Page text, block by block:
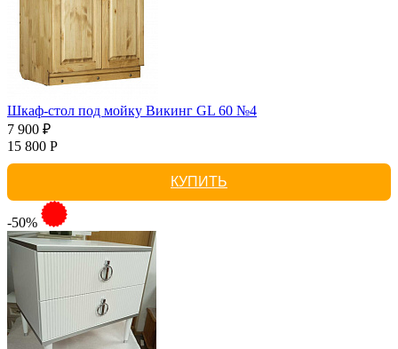
Шкаф-стол под мойку Викинг GL 60 №4
7 900 ₽
15 800 Р
КУПИТЬ
-50%